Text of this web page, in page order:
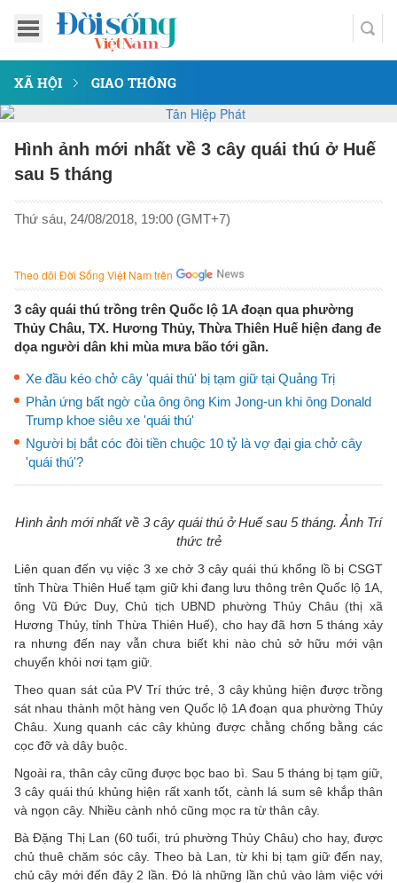
XÃ HỘI GIAO THÔNG
Hình ảnh mới nhất về 3 cây quái thú ở Huế
sau 5 tháng
Thứ sáu, 24/08/2018, 19:00 (GMT+7)
Theo dõi Đời Sống Việt Nam trên
3 cây quái thú trồng trên Quốc lộ 1A đoạn qua phường
Thủy Châu, TX. Hương Thủy, Thừa Thiên Huế hiện đang đe
dọa người dân khi mùa mưa bão tới gần.
Xe đầu kéo chở cây 'quái thú' bị tạm giữ tại Quảng Trị
Phản ứng bất ngờ của ông ông Kim Jong-un khi ông Donald
Trump khoe siêu xe 'quái thú'
Người bị bắt cóc đòi tiền chuộc 10 tỷ là vợ đại gia chở cây
'quái thú'?
Hình ảnh mới nhất về 3 cây quái thú ở Huế sau 5 tháng. Ảnh Trí
thức trẻ
Liên quan đến vụ việc 3 xe chở 3 cây quái thú khổng lồ bị CSGT
tỉnh Thừa Thiên Huế tạm giữ khi đang lưu thông trên Quốc lộ 1A,
ông Vũ Đức Duy, Chủ tịch UBND phường Thủy Châu (thị xã
Hương Thủy, tỉnh Thừa Thiên Huế), cho hay đã hơn 5 tháng xảy
ra nhưng đến nay vẫn chưa biết khi nào chủ sở hữu mới vận
chuyển khỏi nơi tạm giữ.
Theo quan sát của PV Trí thức trẻ, 3 cây khủng hiện được trồng
sát nhau thành một hàng ven Quốc lộ 1A đoạn qua phường Thủy
Châu. Xung quanh các cây khủng được chằng chống bằng các
cọc đỡ và dây buộc.
Ngoài ra, thân cây cũng được bọc bao bì. Sau 5 tháng bị tạm giữ,
3 cây quái thú khủng hiện rất xanh tốt, cành lá sum sê khắp thân
và ngọn cây. Nhiều cành nhỏ cũng mọc ra từ thân cây.
Bà Đặng Thị Lan (60 tuổi, trú phường Thủy Châu) cho hay, được
chủ thuê chăm sóc cây. Theo bà Lan, từ khi bị tạm giữ đến nay,
chủ cây mới đến đây 2 lần. Đó là những lần chủ vào làm việc với